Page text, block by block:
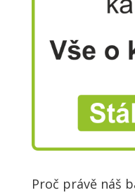
Proč právě náš